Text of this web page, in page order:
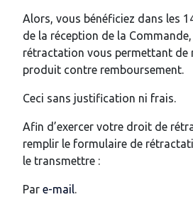
Alors, vous bénéficiez dans les
de la réception de la
rétractation vous permettant de
produit contre remboursement.
Ceci sans justification ni frais.
Afin d’exercer votre droit de
remplir le formulaire de
le transmettre :
Par e-mail.